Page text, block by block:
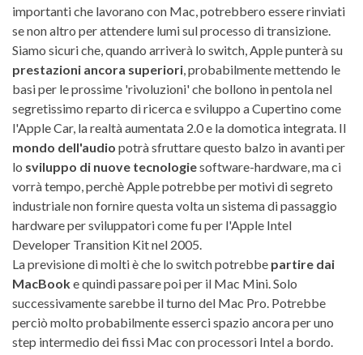
importanti che lavorano con Mac, potrebbero essere rinviati
se non altro per attendere lumi sul processo di transizione.
Siamo sicuri che, quando arriverà lo switch, Apple punterà su
prestazioni ancora superiori, probabilmente mettendo le
basi per le prossime 'rivoluzioni' che bollono in pentola nel
segretissimo reparto di ricerca e sviluppo a Cupertino come
l'Apple Car, la realtà aumentata 2.0 e la domotica integrata. Il
mondo dell'audio potrà sfruttare questo balzo in avanti per
lo sviluppo di nuove tecnologiesoftware-hardware, ma ci
vorrà tempo, perchè Apple potrebbe per motivi di segreto
industriale non fornire questa volta un sistema di passaggio
hardware per sviluppatori come fu per l'Apple Intel
Developer Transition Kit nel 2005.
La previsione di molti è che lo switch potrebbe partire dai
MacBooke quindi passare poi per il Mac Mini. Solo
successivamente sarebbe il turno del Mac Pro. Potrebbe
perciò molto probabilmente esserci spazio ancora per uno
step intermedio dei fissi Mac con processori Intel a bordo.